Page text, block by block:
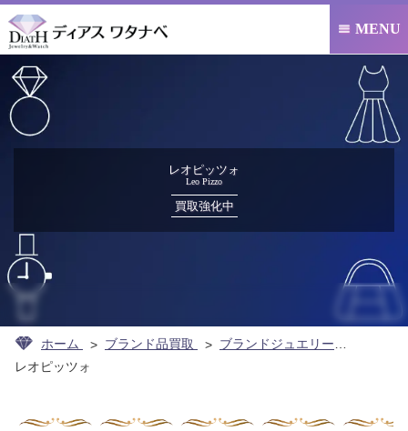
 MENU
レオピッツォ
Leo Pizzo
買取強化中
ホーム ブランド品買取
ブランドジュエリー買取
レオピッツォ